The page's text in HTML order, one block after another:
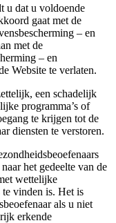
u dat u voldoende
gaat met de
– en
met de
– en
Website te verlaten.
een schadelijk
programma’s of
te krijgen tot de
diensten te verstoren.
het gedeelte van de
wettelijke
te vinden is. Het is
als u niet
erkende